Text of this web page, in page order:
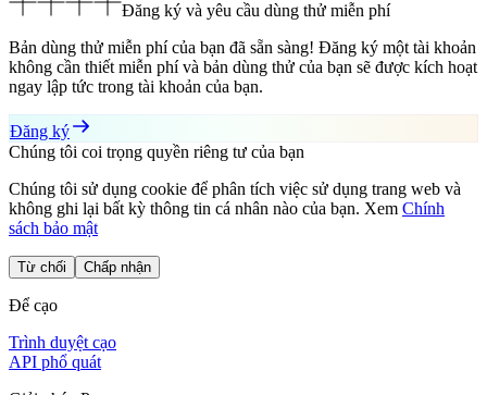
Đăng ký và yêu cầu dùng thử miễn phí
Bản dùng thử miễn phí của bạn đã sẵn sàng! Đăng ký một tài khoản
không cần thiết miễn phí và bản dùng thử của bạn sẽ được kích hoạt
ngay lập tức trong tài khoản của bạn.
Đăng ký
Chúng tôi coi trọng quyền riêng tư của bạn
Chúng tôi sử dụng cookie để phân tích việc sử dụng trang web và
không ghi lại bất kỳ thông tin cá nhân nào của bạn. Xem Chính
sách bảo mật
Từ chối Chấp nhận
Để cạo
Trình duyệt cạo
API phổ quát